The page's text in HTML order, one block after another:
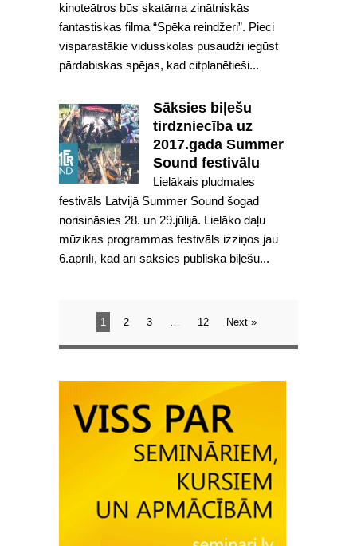
kinoteātros būs skatāma zinātniskās
fantastiskas filma “Spēka reindžeri”. Pieci
visparastākie vidusskolas pusaudži iegūst
pārdabiskas spējas, kad citplanētieši...
Sāksies biļešu
tirdzniecība uz
2017.gada Summer
Sound festivālu
Lielākais pludmales
festivāls Latvijā Summer Sound šogad
norisināsies 28. un 29.jūlijā. Lielāko daļu
mūzikas programmas festivāls izziņos jau
6.aprīlī, kad arī sāksies publiskā biļešu...
1 2 3 … 12 Next »